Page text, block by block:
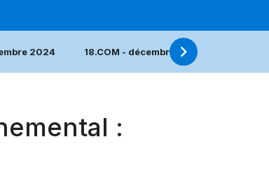
2024 18.COM - décembre 2023
: